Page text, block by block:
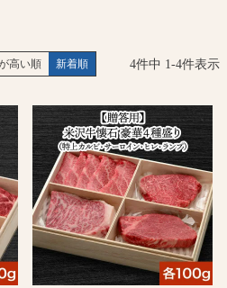
高い順 新着順 4件中 1-4件表示